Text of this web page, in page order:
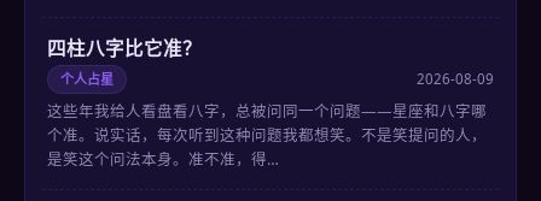
四柱八字比它准？
个人占星 2026-08-09
这些年我给人看盘看八字，总被问同一个问题——星座和八字哪
个准。说实话，每次听到这种问题我都想笑。不是笑提问的人，
是笑这个问法本身。准不准，得…